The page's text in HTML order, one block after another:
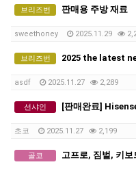
브리즈번 판매용 주방 재료
sweethoney 2025.11.29
브리즈번 2025 the latest
asdf 2025.11.27 2,289
선샤인 [판매완료]
초코 2025.11.27 2,199
골코 고프로, 짐벌, 키